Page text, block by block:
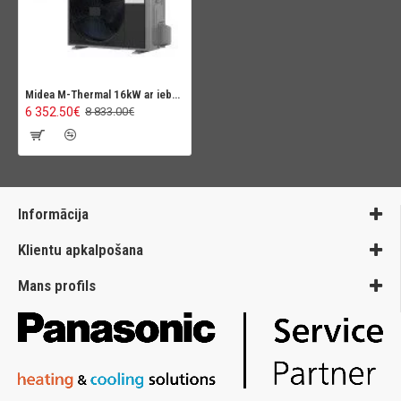
Midea M-Thermal 16kW ar iebuvētu karstā ūdens tvertni 240L
6 352.50€ 8 833.00€
Informācija
Klientu apkalpošana
Mans profils